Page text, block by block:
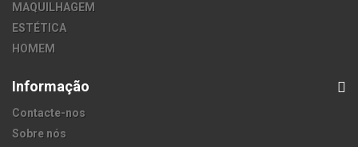
MAQUILHAGEM
ESTÉTICA
HOMEM
Informação
Contacte-nos
Sobre nós